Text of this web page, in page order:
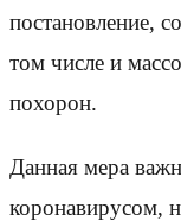
постановление,
том числе и
похорон.
Данная мера
коронавирусом,